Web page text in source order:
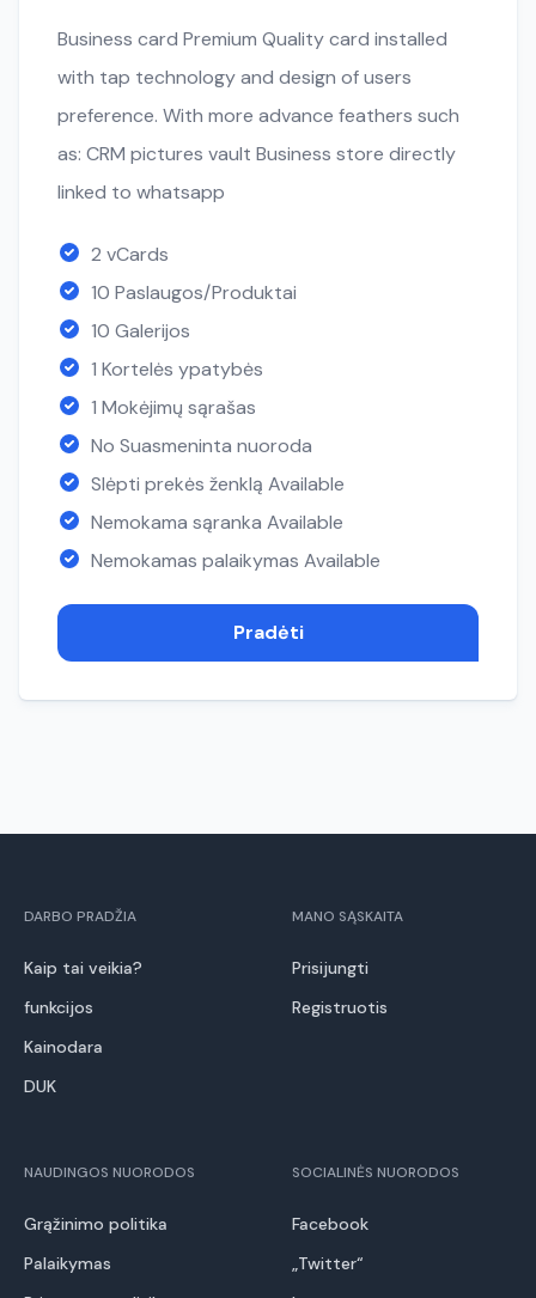
Business card Premium Quality card installed
with tap technology and design of users
preference. With more advance feathers such
as: CRM pictures vault Business store directly
linked to whatsapp
2 vCards
10 Paslaugos/Produktai
10 Galerijos
1 Kortelės ypatybės
1 Mokėjimų sąrašas
No Suasmeninta nuoroda
Slėpti prekės ženklą Available
Nemokama sąranka Available
Nemokamas palaikymas Available
Pradėti
DARBO PRADŽIA
Kaip tai veikia?
funkcijos
Kainodara
DUK
MANO SĄSKAITA
Prisijungti
Registruotis
NAUDINGOS NUORODOS
Grąžinimo politika
Palaikymas
SOCIALINĖS NUORODOS
Facebook
„Twitter“